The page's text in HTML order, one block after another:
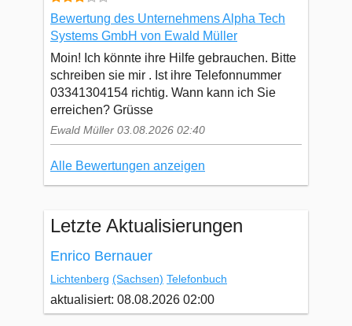
Bewertung des Unternehmens Alpha Tech
Systems GmbH von Ewald Müller
Moin! Ich könnte ihre Hilfe gebrauchen. Bitte
schreiben sie mir . Ist ihre Telefonnummer
03341304154 richtig. Wann kann ich Sie
erreichen? Grüsse
Ewald Müller 03.08.2026 02:40
Alle Bewertungen anzeigen
Letzte Aktualisierungen
Enrico Bernauer
Lichtenberg (Sachsen) Telefonbuch
aktualisiert: 08.08.2026 02:00